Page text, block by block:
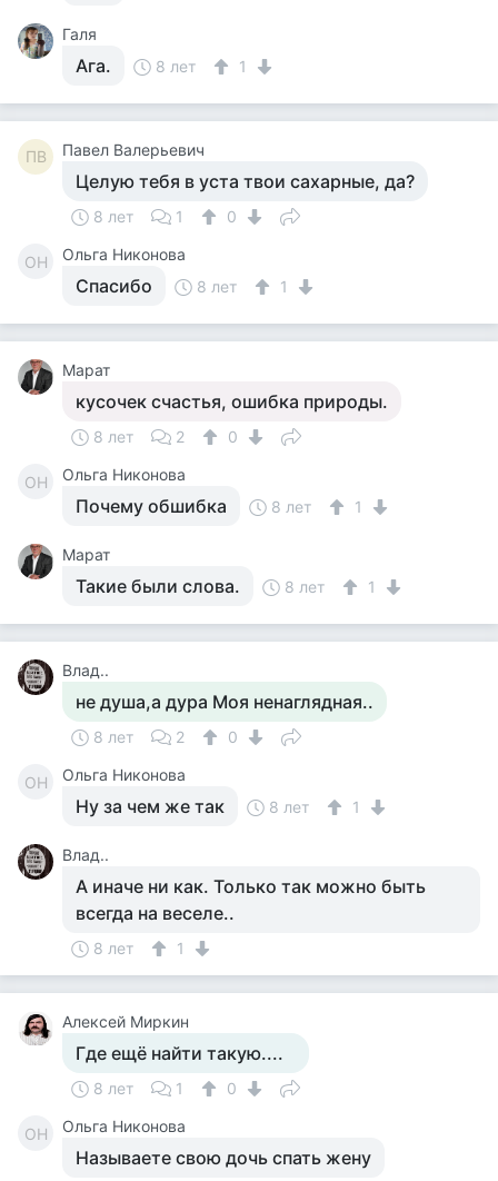
Галя
Ага. 8 лет 1
ПВ Павел Валерьевич
Целую тебя в уста твои сахарные, да?
8 лет 1 0
ОН Ольга Никонова
Спасибо 8 лет 1
Марат
кусочек счастья, ошибка природы.
8 лет 2 0
ОН Ольга Никонова
Почему обшибка 8 лет 1
Марат
Такие были слова. 8 лет 1
Влад..
не душа,а дура Моя ненаглядная..
8 лет 2 0
ОН Ольга Никонова
Ну за чем же так 8 лет 1
Влад..
А иначе ни как. Только так можно быть
всегда на веселе..
8 лет 1
Алексей Миркин
Где ещё найти такую....
8 лет 1 0
ОН Ольга Никонова
Называете свою дочь спать жену